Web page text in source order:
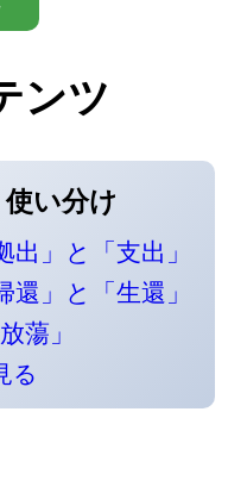
ンツ
い分け
出」と「支出」
還」と「生還」
蕩」
る